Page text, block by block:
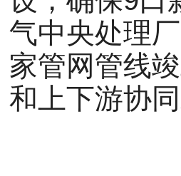
气中央处理
家管网管线
和上下游协